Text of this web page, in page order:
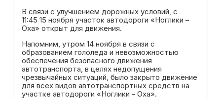
В связи с улучшением дорожных условий, с
11:45 15 ноября участок автодороги «Ноглики –
Оха» открыт для движения.
Напомним, утром 14 ноября в связи с
образованием гололеда и невозможностью
обеспечения безопасного движения
автотранспорта, в целях недопущения
чрезвычайных ситуаций, было закрыто движение
для всех видов автотранспортных средств на
участке автодороги «Ноглики – Оха».